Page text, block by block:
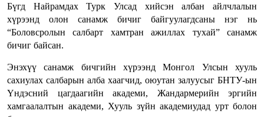
Бүгд Найрамдах Турк Улсад хийсэн албан айлчлалын
хүрээнд олон санамж бичиг байгуулагдсаны нэг нь
“Боловсролын салбарт хамтран ажиллах тухай” санамж
бичиг байсан.
Энэхүү санамж бичгийн хүрээнд Монгол Улсын хууль
сахиулах салбарын алба хаагчид, оюутан залуусыг БНТУ-ын
Үндэсний цагдаагийн академи, Жандармерийн эргийн
хамгаалалтын академи, Хууль зүйн академиудад урт болон